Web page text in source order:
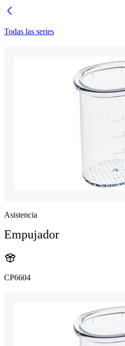
Todas las series
Asistencia
Empujador
CP6604